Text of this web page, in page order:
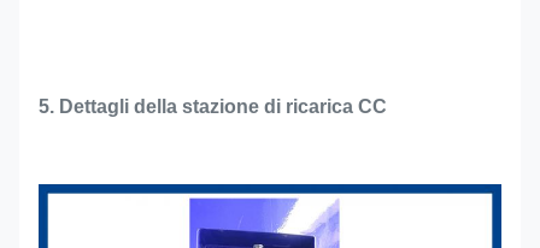
5. Dettagli della stazione di ricarica CC